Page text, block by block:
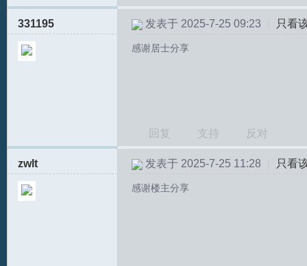
331195 发表于 2025-7-25 09:23 只看
感谢居士分享
回复 支持 反对
zwlt 发表于 2025-7-25 11:28 只看
感谢楼主分享